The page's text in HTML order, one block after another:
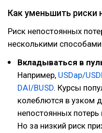
Как уменьшить риски
Риск непостоянных
несколькими
Вкладываться в
Например, USDap/
DAI/BUSD. Курсы
колеблются в узком
непостоянных
Но за низкий риск